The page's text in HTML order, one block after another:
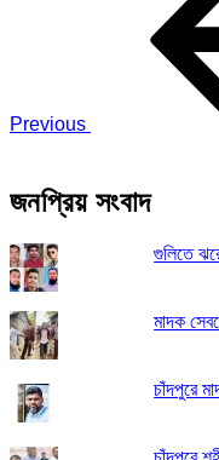
Previous
জনপ্রিয় সংবাদ
গুলিতে
মাদক
চাঁদপুরে